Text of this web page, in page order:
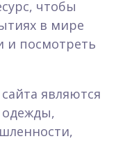
чтобы
в мире
и посмотреть
являются
одежды,